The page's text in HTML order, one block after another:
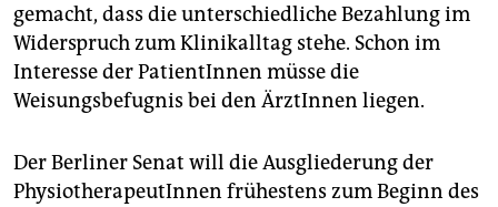
gemacht, dass die unterschiedliche Bezahlung im
Widerspruch zum Klinikalltag stehe. Schon im
Interesse der PatientInnen müsse die
Weisungsbefugnis bei den ÄrztInnen liegen.
Der Berliner Senat will die Ausgliederung der
PhysiotherapeutInnen frühestens zum Beginn des